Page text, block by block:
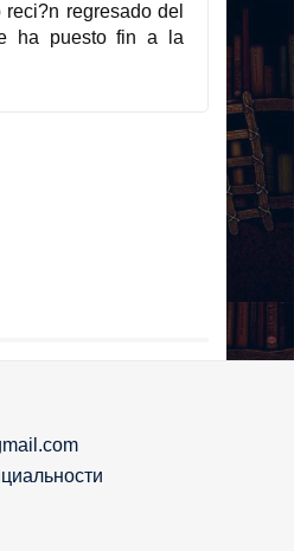
regresado del
ha puesto fin a la